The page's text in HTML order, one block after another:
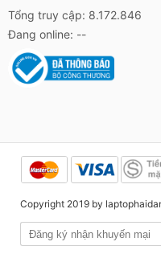
cần sử dụng đến sạc
Có ther nói, mặc dù
Laptop Hải Đăng
với mức giá vô cùng
và chế độ bảo hành
Nội). Nếu bạn đang
G4 thì đừng bỏ qua cơ
Tổng truy cập: 8.172.846
Đang online: --
Copyright 2019 by